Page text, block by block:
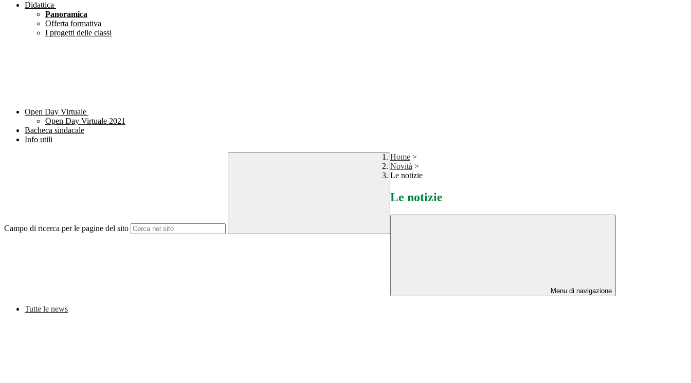
Didattica
Panoramica
Offerta formativa
I progetti delle classi
Open Day Virtuale
Open Day Virtuale 2021
Bacheca sindacale
Info utili
Campo di ricerca per le pagine del sito
Home >
Novità >
Le notizie
Le notizie
Menu di navigazione
Tutte le news